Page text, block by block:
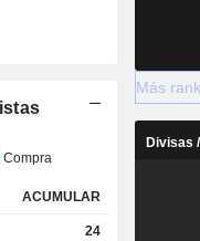
Compra
ACUMULAR
24
Más
Divisas